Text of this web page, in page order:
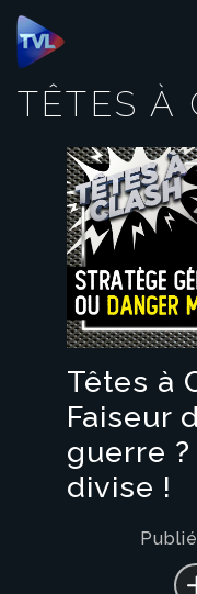
Panneau de gestion
TÊTES À
Têtes à
Faiseur
guerre
divise !